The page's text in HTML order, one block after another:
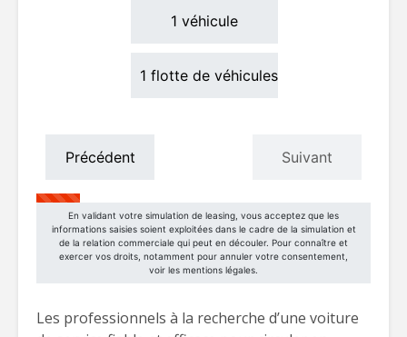
Les professionnels à la recherche d’une voiture